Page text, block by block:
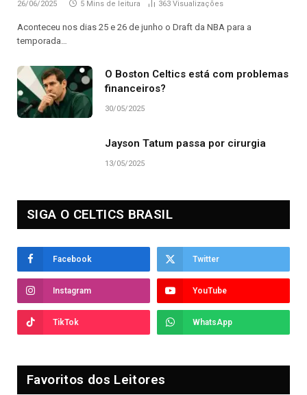
26/06/2025 5 Mins de leitura 363 Visualizações
Aconteceu nos dias 25 e 26 de junho o Draft da NBA para a
temporada…
O Boston Celtics está com problemas
financeiros?
30/05/2025
Jayson Tatum passa por cirurgia
13/05/2025
SIGA O CELTICS BRASIL
Facebook Twitter
Instagram YouTube
TikTok WhatsApp
Favoritos dos Leitores